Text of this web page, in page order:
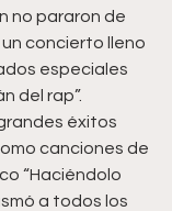
no pararon de
concierto lleno
especiales
del rap”.
éxitos
canciones de
“Haciéndolo
a todos los